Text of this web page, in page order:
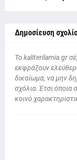
Δημοσίευση
To kaliterilamia.gr
εκφράζουν
δικαίωμα, να μην
σχόλια. Έτσι όποια
κοινό